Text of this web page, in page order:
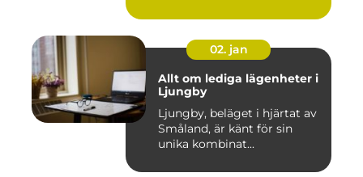
02. jan
Allt om lediga lägenheter i
Ljungby
Ljungby, beläget i hjärtat av
Småland, är känt för sin
unika kombinat...